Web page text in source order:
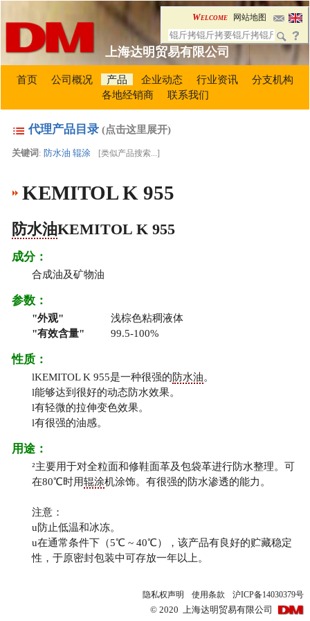
上海达明贸易有限公司
Welcome 网站地图
首页 公司概况 产品 企业动态 行业资讯
分支机构
各地经销商
联系我们
代理产品目录 (点击这里展开)
关键词 : 防水油 辊涂 [类似产品搜索...]
KEMITOL K 955
防水油KEMITOL K 955
成分：
合成油及矿物油
参数：
外观
浅棕色粘稠液体
有效含量
99.5-100%
性质：
lKEMITOL K 955是一种很强的防水油。
l能够达到很好的动态防水效果。
l有轻微的拉伸变色效果。
l有很强的油感。
用途：
²主要用于对全粒面和修鞋面革及包袋革进行防水整理。可
在80℃时用辊涂机涂饰。有很强的防水渗透的能力。
注意：
u防止低温和冰冻。
u在通常条件下（5℃ ~ 40℃），该产品有良好的贮藏稳定
性，于原密封包装中可存放一年以上。
隐私权声明 使用条款 沪ICP备14030379号
©2020 上海达明贸易有限公司